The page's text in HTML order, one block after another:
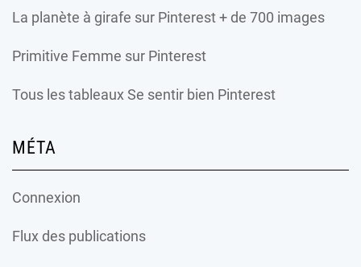
La planète à girafe sur Pinterest + de 700 images
Primitive Femme sur Pinterest
Tous les tableaux Se sentir bien Pinterest
MÉTA
Connexion
Flux des publications